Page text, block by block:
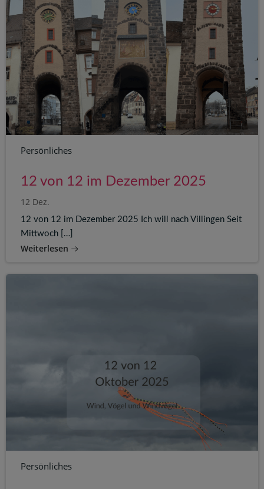
Persönliches
12 von 12 im Dezember 2025
12 Dez.
12 von 12 im Dezember 2025 Ich will nach Villingen Seit
Mittwoch […]
Weiterlesen
Persönliches